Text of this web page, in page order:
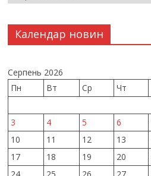
Календар новин
Серпень 2026
Пн
Вт Ср Чт
3
4 5 6
10
11 12 13
17
18 19 20